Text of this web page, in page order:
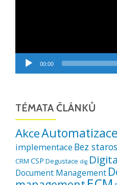
00:00
TÉMATA ČLÁNKŮ
AkceAutomatizace
implementace Bez
CRM CSP Degustace dig
Document Management